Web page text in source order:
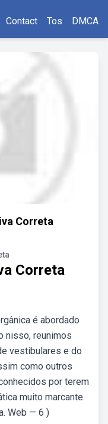
Contact Tos DMCA
Correta
Correta
é abordado
nisso, reunimos
vestibulares e do
como outros
por terem
muito marcante.
Web — 6 )